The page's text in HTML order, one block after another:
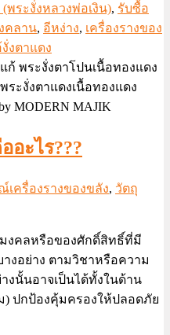
พระงั่งหลวงพ่อเงิน), รับซื้อ
คลาน, อีหง่าง, เครื่องรางของ
งตาแดง
อะไร???
เครื่องรางของขลัง, วัตถุ
มงคลหรือของศักดิ์สิทธิ์ที่มี
งอย่าง ตามวิชาหรือความ
งนั้นอาจเป็นได้ทั้งในด้าน
) ปกป้องคุ้มครองให้ปลอดภัย